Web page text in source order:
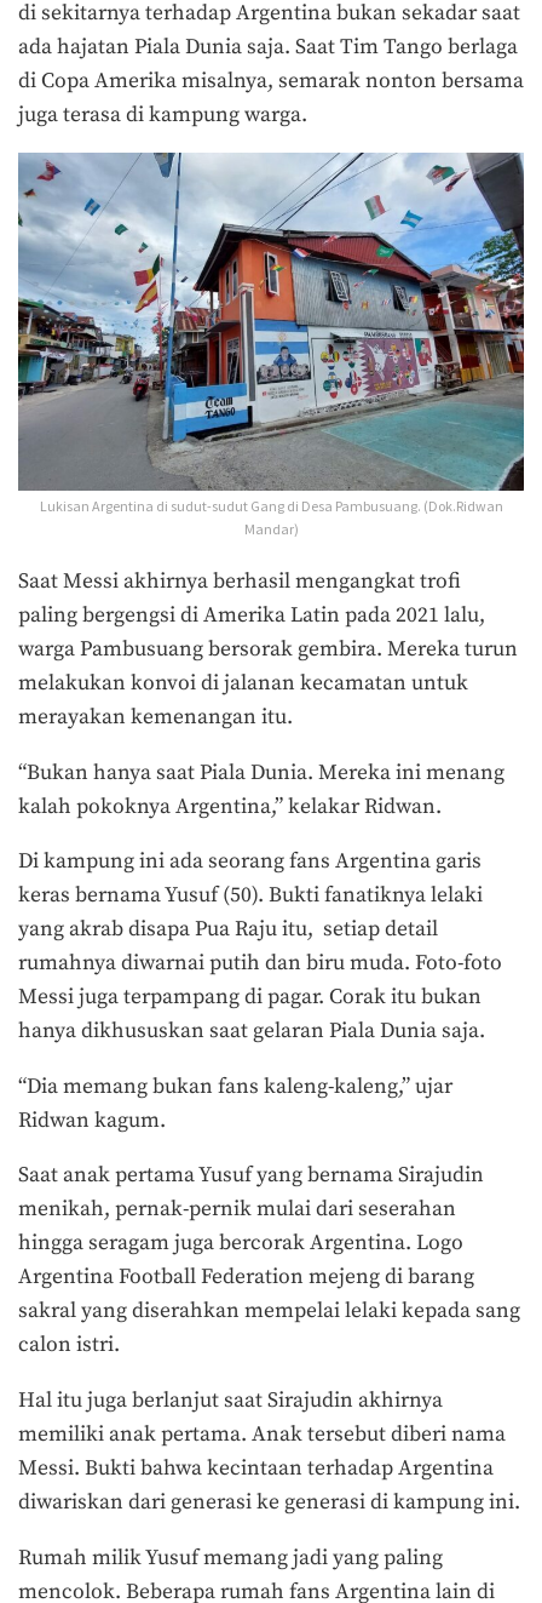
di sekitarnya terhadap Argentina bukan sekadar saat
ada hajatan Piala Dunia saja. Saat Tim Tango berlaga
di Copa Amerika misalnya, semarak nonton bersama
juga terasa di kampung warga.
Lukisan Argentina di sudut-sudut Gang di Desa Pambusuang. (Dok.Ridwan
Mandar)
Saat Messi akhirnya berhasil mengangkat trofi
paling bergengsi di Amerika Latin pada 2021 lalu,
warga Pambusuang bersorak gembira. Mereka turun
melakukan konvoi di jalanan kecamatan untuk
merayakan kemenangan itu.
“Bukan hanya saat Piala Dunia. Mereka ini menang
kalah pokoknya Argentina,” kelakar Ridwan.
Di kampung ini ada seorang fans Argentina garis
keras bernama Yusuf (50). Bukti fanatiknya lelaki
yang akrab disapa Pua Raju itu, setiap detail
rumahnya diwarnai putih dan biru muda. Foto-foto
Messi juga terpampang di pagar. Corak itu bukan
hanya dikhususkan saat gelaran Piala Dunia saja.
“Dia memang bukan fans kaleng-kaleng,” ujar
Ridwan kagum.
Saat anak pertama Yusuf yang bernama Sirajudin
menikah, pernak-pernik mulai dari seserahan
hingga seragam juga bercorak Argentina. Logo
Argentina Football Federation mejeng di barang
sakral yang diserahkan mempelai lelaki kepada sang
calon istri.
Hal itu juga berlanjut saat Sirajudin akhirnya
memiliki anak pertama. Anak tersebut diberi nama
Messi. Bukti bahwa kecintaan terhadap Argentina
diwariskan dari generasi ke generasi di kampung ini.
Rumah milik Yusuf memang jadi yang paling
mencolok. Beberapa rumah fans Argentina lain di